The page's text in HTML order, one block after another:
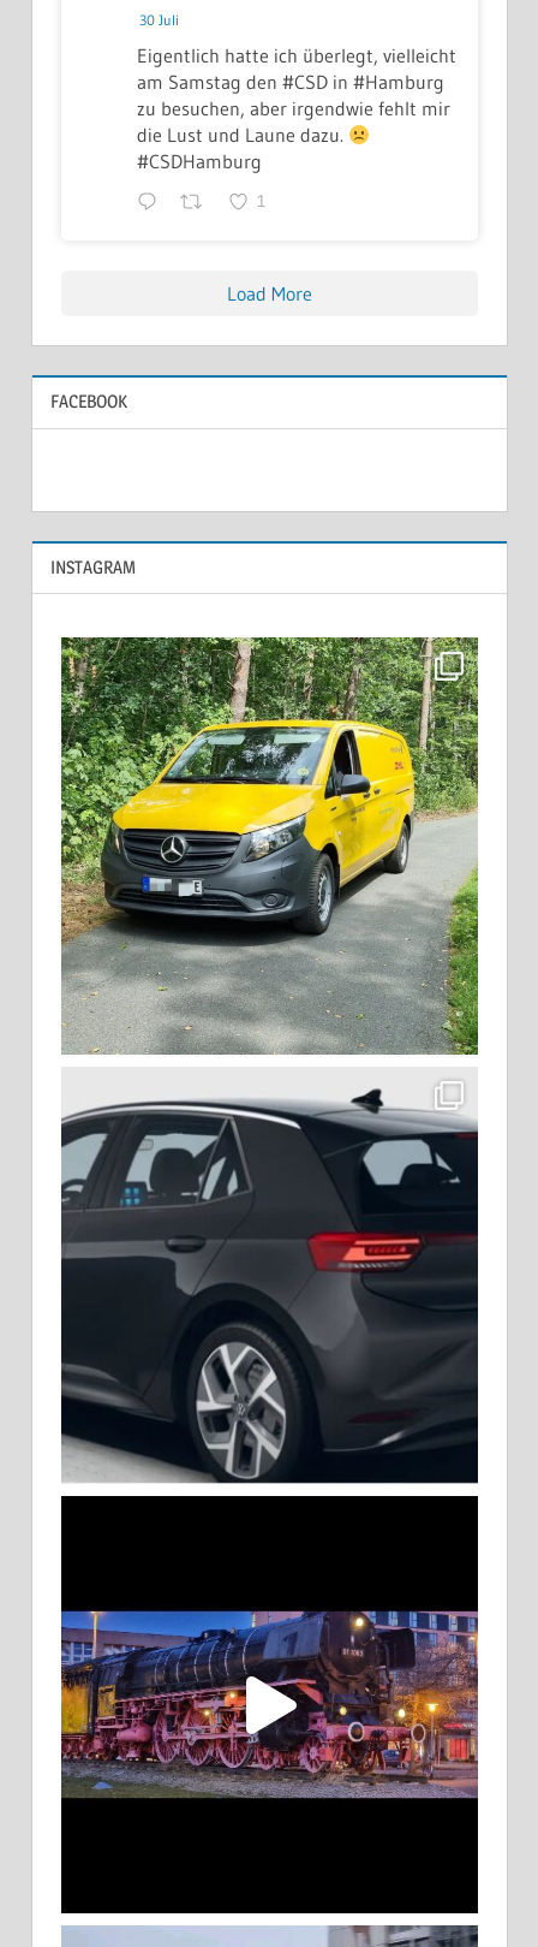
30 Juli
Eigentlich hatte ich überlegt, vielleicht
am Samstag den #CSD in #Hamburg
zu besuchen, aber irgendwie fehlt mir
die Lust und Laune dazu.
#CSDHamburg
1
Load More
FACEBOOK
INSTAGRAM